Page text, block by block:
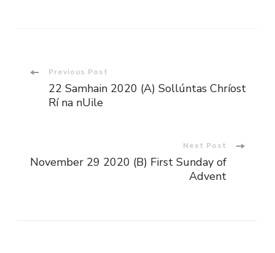
Post
Navigation
Previous Post
22 Samhain 2020 (A) Sollúntas Chríost
Rí na nUile
Next Post
November 29 2020 (B) First Sunday of
Advent